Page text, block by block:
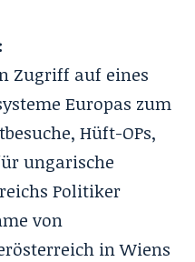
Zugriff auf eines
Europas zum
Hüft-OPs,
ungarische
Politiker
von
in Wiens